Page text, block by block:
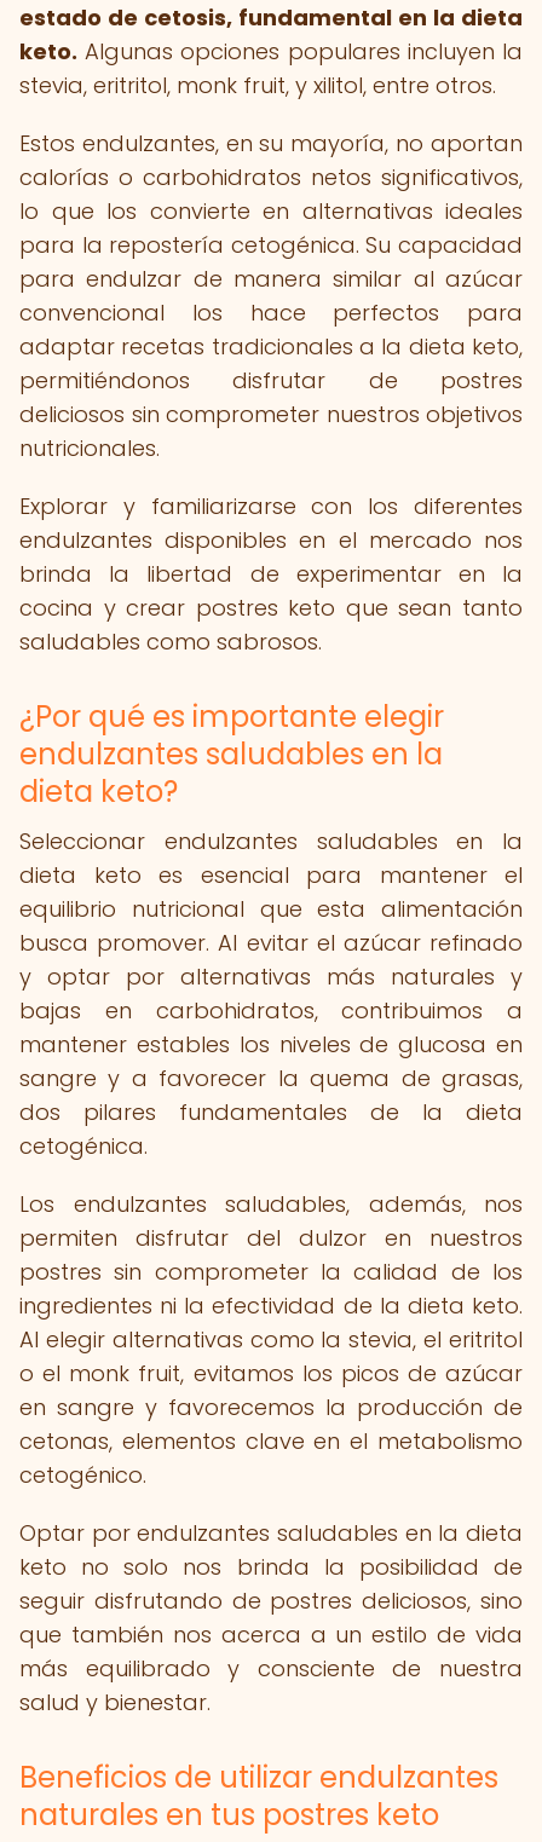
estado de cetosis, fundamental en la dieta
keto. Algunas opciones populares incluyen la
stevia, eritritol, monk fruit, y xilitol, entre otros.
Estos endulzantes, en su mayoría, no aportan
calorías o carbohidratos netos significativos,
lo que los convierte en alternativas ideales
para la repostería cetogénica. Su capacidad
para endulzar de manera similar al azúcar
convencional los hace perfectos para
adaptar recetas tradicionales a la dieta keto,
permitiéndonos disfrutar de postres
deliciosos sin comprometer nuestros objetivos
nutricionales.
Explorar y familiarizarse con los diferentes
endulzantes disponibles en el mercado nos
brinda la libertad de experimentar en la
cocina y crear postres keto que sean tanto
saludables como sabrosos.
¿Por qué es importante elegir
endulzantes saludables en la
dieta keto?
Seleccionar endulzantes saludables en la
dieta keto es esencial para mantener el
equilibrio nutricional que esta alimentación
busca promover. Al evitar el azúcar refinado
y optar por alternativas más naturales y
bajas en carbohidratos, contribuimos a
mantener estables los niveles de glucosa en
sangre y a favorecer la quema de grasas,
dos pilares fundamentales de la dieta
cetogénica.
Los endulzantes saludables, además, nos
permiten disfrutar del dulzor en nuestros
postres sin comprometer la calidad de los
ingredientes ni la efectividad de la dieta keto.
Al elegir alternativas como la stevia, el eritritol
o el monk fruit, evitamos los picos de azúcar
en sangre y favorecemos la producción de
cetonas, elementos clave en el metabolismo
cetogénico.
Optar por endulzantes saludables en la dieta
keto no solo nos brinda la posibilidad de
seguir disfrutando de postres deliciosos, sino
que también nos acerca a un estilo de vida
más equilibrado y consciente de nuestra
salud y bienestar.
Beneficios de utilizar endulzantes
naturales en tus postres keto